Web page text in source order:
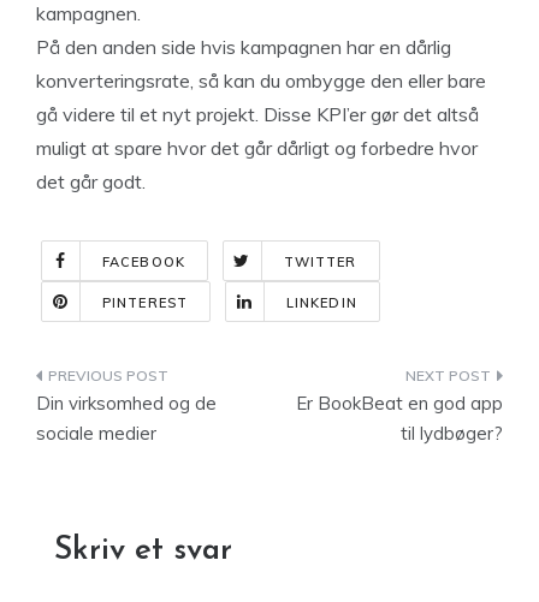
kampagnen.
På den anden side hvis kampagnen har en dårlig
konverteringsrate, så kan du ombygge den eller bare
gå videre til et nyt projekt. Disse KPI’er gør det altså
muligt at spare hvor det går dårligt og forbedre hvor
det går godt.
FACEBOOK TWITTER
PINTEREST LINKEDIN
Indlægsnavigation
Din virksomhed og de
sociale medier
Er BookBeat en god app
til lydbøger?
Skriv et svar